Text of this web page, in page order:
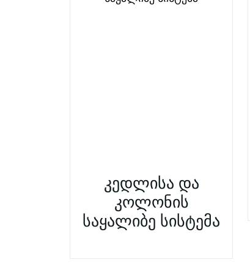
კედლისა და
კოლონის
საყალიბე სისტემა